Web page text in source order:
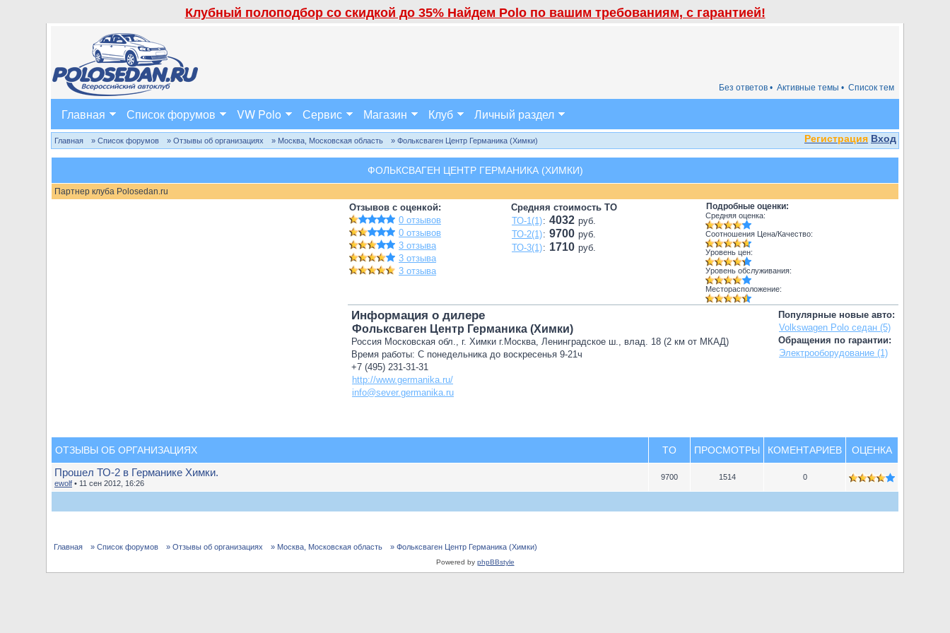
Клубный полоподбор со скидкой до 35% Найдем Polo по вашим требованиям, с гарантией!
Список тем
Активные темы •
Без ответов •
Главная Список форумов VW Polo Сервис Магазин Клуб Личный раздел
Регистрация Вход
Главная » Список форумов » Отзывы об организациях » Москва, Московская область » Фольксваген Центр Германика (Химки)
ФОЛЬКСВАГЕН ЦЕНТР ГЕРМАНИКА (ХИМКИ)
Партнер клуба Polosedan.ru
Отзывов с оценкой:
0 отзывов
0 отзывов
3 отзыва
3 отзыва
3 отзыва
Средняя стоимость ТО
ТО-1(1): 4032 руб.
ТО-2(1): 9700 руб.
ТО-3(1): 1710 руб.
Подробные оценки:
Средняя оценка:
Соотношения Цена/Качество:
Уровень цен:
Уровень обслуживания:
Месторасположение:
Популярные новые авто:
Volkswagen Polo седан (5)
Обращения по гарантии:
Электрооборудование (1)
Информация о дилере
Фольксваген Центр Германика (Химки)
Россия Московская обл., г. Химки г.Москва, Ленинградское ш., влад. 18 (2 км от МКАД)
Время работы: С понедельника до воскресенья 9-21ч
+7 (495) 231-31-31
http://www.germanika.ru/
info@sever.germanika.ru
ОТЗЫВЫ ОБ ОРГАНИЗАЦИЯХ TO ПРОСМОТРЫ КОМЕНТАРИЕВ ОЦЕНКА
Прошел ТО-2 в Германике Химки.
ewolf • 11 сен 2012, 16:26
9700 1514 0
Главная » Список форумов » Отзывы об организациях » Москва, Московская область » Фольксваген Центр Германика (Химки)
Powered by phpBBstyle